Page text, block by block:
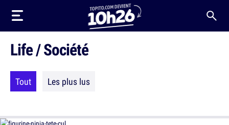
Life / Société
Tout Les plus lus